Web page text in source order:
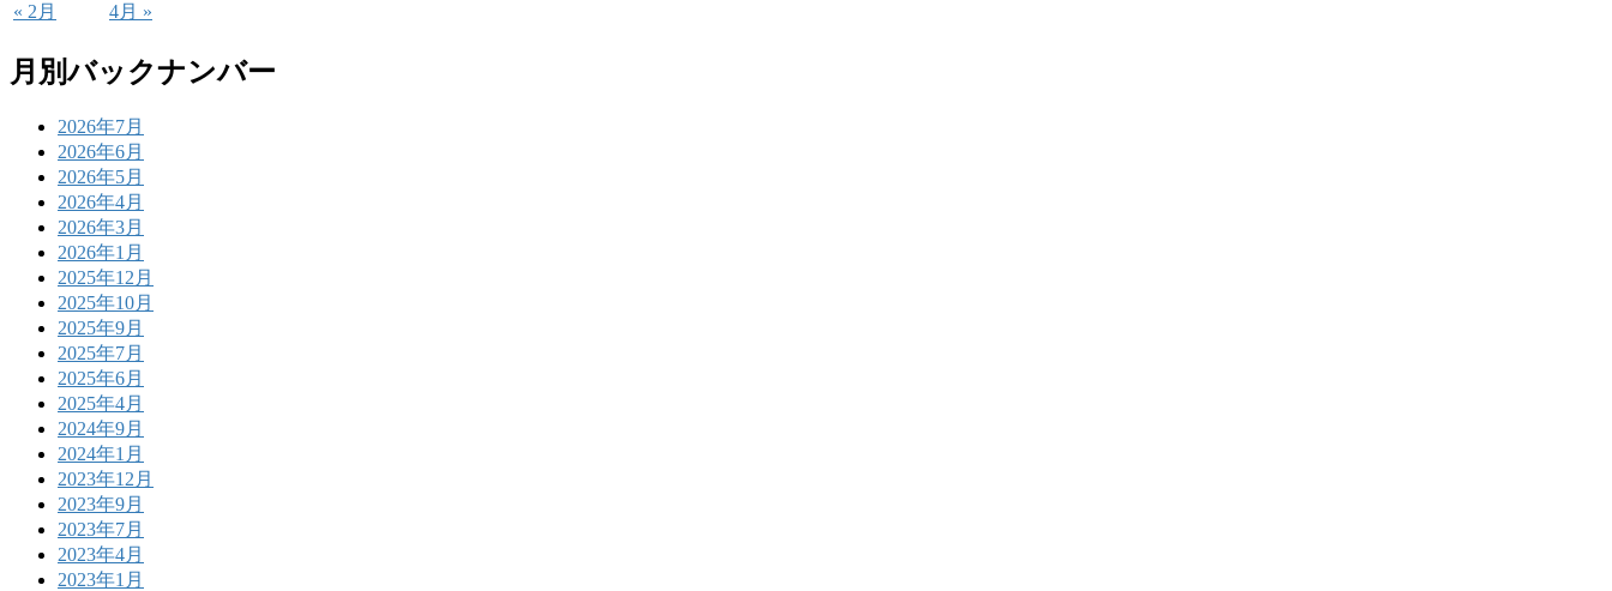
« 2月 4月 »
月別バックナンバー
2026年7月
2026年6月
2026年5月
2026年4月
2026年3月
2026年1月
2025年12月
2025年10月
2025年9月
2025年7月
2025年6月
2025年4月
2024年9月
2024年1月
2023年12月
2023年9月
2023年7月
2023年4月
2023年1月